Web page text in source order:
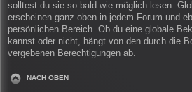
solltest du sie so bald wie möglich lesen.
erscheinen ganz oben in jedem Forum und
persönlichen Bereich. Ob du eine globale
kannst oder nicht, hängt von den durch die
vergebenen Berechtigungen ab.
NACH OBEN